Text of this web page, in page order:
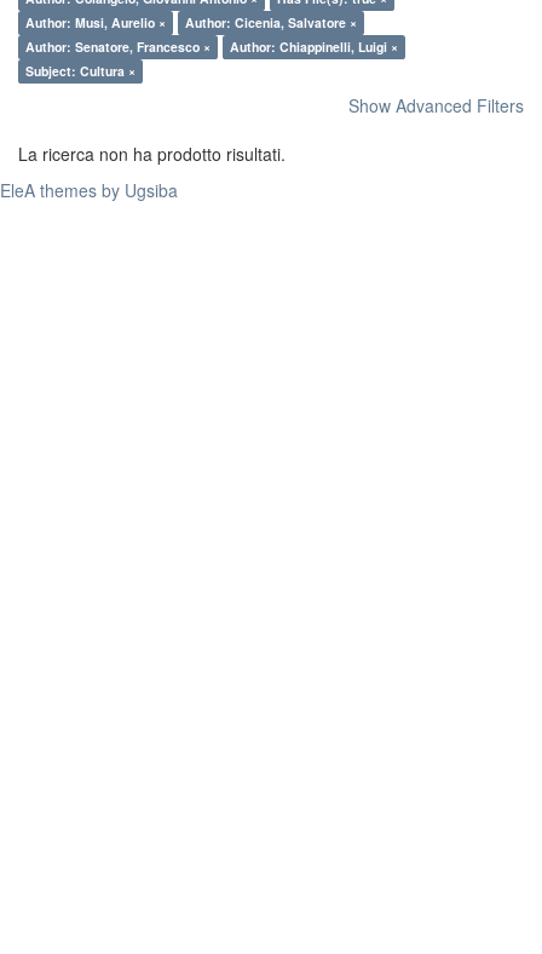
Author: Musi, Aurelio ×
Author: Cicenia, Salvatore ×
Author: Senatore, Francesco ×
Author: Chiappinelli, Luigi ×
Subject: Cultura ×
Show Advanced Filters
La ricerca non ha prodotto risultati.
EleA themes by Ugsiba